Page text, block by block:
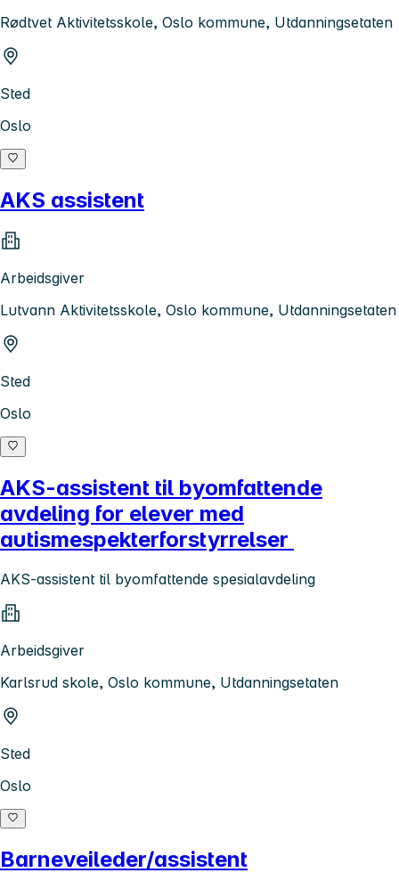
Rødtvet Aktivitetsskole, Oslo kommune, Utdanningsetaten
Sted
Oslo
AKS assistent
Arbeidsgiver
Lutvann Aktivitetsskole, Oslo kommune, Utdanningsetaten
Sted
Oslo
AKS-assistent til byomfattende
avdeling for elever med
autismespekterforstyrrelser
AKS-assistent til byomfattende spesialavdeling
Arbeidsgiver
Karlsrud skole, Oslo kommune, Utdanningsetaten
Sted
Oslo
Barneveileder/assistent